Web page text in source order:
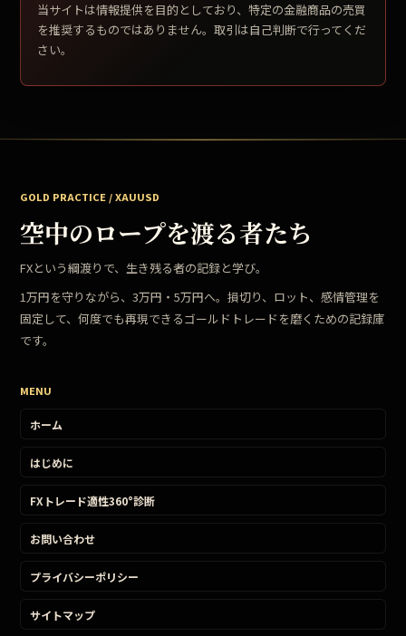
当サイトは情報提供を目的としており、特定の金融商品の売買
を推奨するものではありません。取引は自己判断で行ってくだ
さい。
GOLD PRACTICE / XAUUSD
空中のロープを渡る者たち
FXという綱渡りで、生き残る者の記録と学び。
1万円を守りながら、3万円・5万円へ。損切り、ロット、感情管理を
固定して、何度でも再現できるゴールドトレードを磨くための記録庫
です。
MENU
ホーム
はじめに
FXトレード適性360°診断
お問い合わせ
プライバシーポリシー
サイトマップ